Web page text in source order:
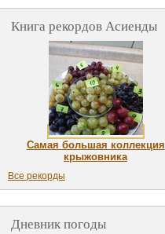
Книга рекордов Асиенды
Самая большая коллекция
крыжовника
Все рекорды
Дневник погоды